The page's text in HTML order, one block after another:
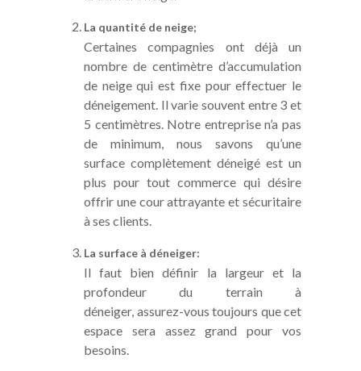
La quantité de neige;
Certaines compagnies ont déjà un
nombre de centimètre d’accumulation
de neige qui est fixe pour effectuer le
déneigement. Il varie souvent entre 3 et
5 centimètres. Notre entreprise n’a pas
de minimum, nous savons qu’une
surface complètement déneigé est un
plus pour tout commerce qui désire
offrir une cour attrayante et sécuritaire
à ses clients.
La surface à déneiger:
Il faut bien définir la largeur et la
profondeur du terrain à
déneiger, assurez-vous toujours que cet
espace sera assez grand pour vos
besoins.